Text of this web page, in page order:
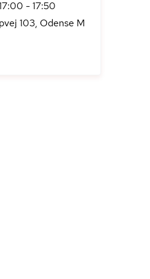
- 17:50
103, Odense M